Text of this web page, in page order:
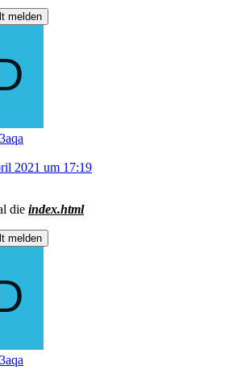
melden
2021 um 17:19
die index.html
melden